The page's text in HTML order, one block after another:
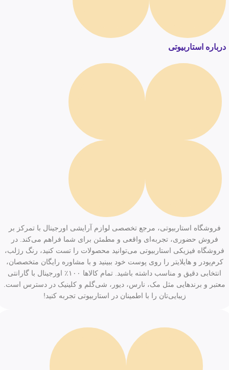
درباره استاربیوتی
فروشگاه استاربیوتی، مرجع تخصصی لوازم آرایشی اورجینال با تمرکز بر
فروش حضوری، تجربه‌ای واقعی و مطمئن برای شما فراهم می‌کند. در
فروشگاه فیزیکی استاربیوتی می‌توانید محصولات را تست کنید، رنگ رژلب،
کرم‌پودر و هایلایتر را روی پوست خود ببینید و با مشاوره رایگان متخصصان،
انتخابی دقیق و مناسب داشته باشید. تمام کالاها ۱۰۰٪ اورجینال با گارانتی
معتبر و برندهایی مثل مک، نارس، دیور، شی‌گلم و کلینیک در دسترس است.
زیبایی‌تان را با اطمینان در استاربیوتی تجربه کنید!